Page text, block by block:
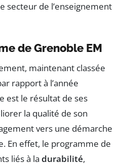
secteur de l’enseignement
de Grenoble EM
maintenant classée
rapport à l’année
est le résultat de ses
la qualité de son
vers une démarche
En effet, le programme de
liés à la durabilité,